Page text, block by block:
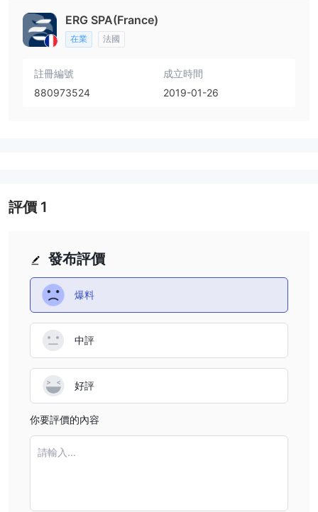
ERG SPA(France)
在業 法國
註冊編號
880973524
成立時間
2019-01-26
發布評價
爆料
中評
好評
你要評價的內容
請輸入...
評價 1